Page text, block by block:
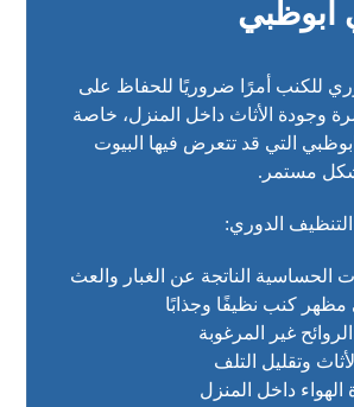
ابوظبي
للكنب أمرًا ضروريًا للحفاظ على
وجودة الأثاث داخل المنزل، خاصة
التي قد تتعرض فيها البيوت
مستمر.
الدوري:
الحساسية الناتجة عن الغبار والعث
مظهر كنب نظيفًا وجذابًا
غير المرغوبة
وتقليل التلف
داخل المنزل